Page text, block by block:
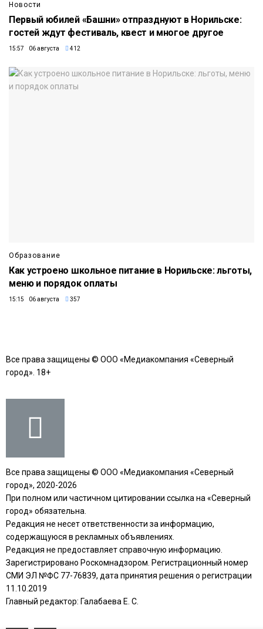
Новости
Первый юбилей «Башни» отпразднуют в Норильске:
гостей ждут фестиваль, квест и многое другое
15:57 06 августа 412
Образование
Как устроено школьное питание в Норильске: льготы,
меню и порядок оплаты
15:15 06 августа 357
Все права защищены © ООО «Медиакомпания «Северный
город». 18+
Все права защищены © ООО «Медиакомпания «Северный
город», 2020-2026
При полном или частичном цитировании ссылка на «Северный
город» обязательна.
Редакция не несет ответственности за информацию,
содержащуюся в рекламных объявлениях.
Редакция не предоставляет справочную информацию.
Зарегистрировано Роскомнадзором. Регистрационный номер
СМИ ЭЛ №ФС 77-76839, дата принятия решения о регистрации
11.10.2019
Главный редактор: Галабаева Е. С.